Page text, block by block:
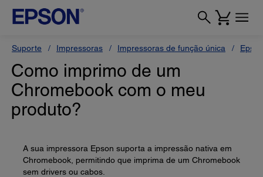
Suporte Impressoras Impressoras de função única
Como imprimo de um
Chromebook com o meu
produto?
A sua impressora Epson suporta a impressão nativa em
Chromebook, permitindo que imprima de um Chromebook
sem drivers ou cabos.